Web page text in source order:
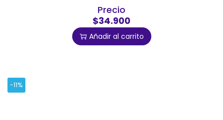
Precio
$34.900
Añadir al carrito
-11%